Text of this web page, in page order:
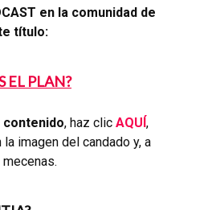
en la comunidad de
título:
EL PLAN?
contenido, haz clic AQUÍ,
imagen del candado y, a